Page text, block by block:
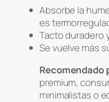
Absorbe la
es
Tacto duradero
Se vuelve más
Recomendado
premium,
minimalistas o